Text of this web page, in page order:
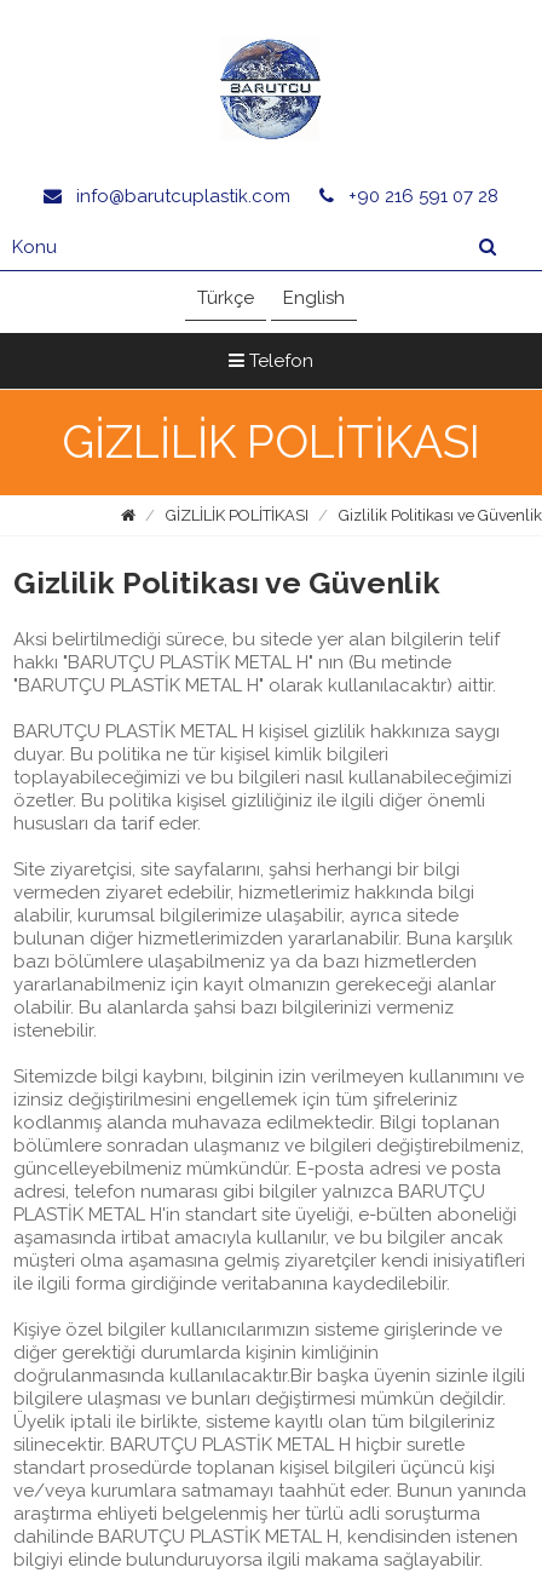
info@barutcuplastik.com +90 216 591 07 28
Türkçe English
Telefon
GİZLİLİK POLİTİKASI
GİZLİLİK POLİTİKASI Gizlilik Politikası ve Güvenlik
Gizlilik Politikası ve Güvenlik
Aksi belirtilmediği sürece, bu sitede yer alan bilgilerin telif
hakkı "BARUTÇU PLASTİK METAL H" nın (Bu metinde
"BARUTÇU PLASTİK METAL H" olarak kullanılacaktır) aittir.
BARUTÇU PLASTİK METAL H kişisel gizlilik hakkınıza saygı
duyar. Bu politika ne tür kişisel kimlik bilgileri
toplayabileceğimizi ve bu bilgileri nasıl kullanabileceğimizi
özetler. Bu politika kişisel gizliliğiniz ile ilgili diğer önemli
hususları da tarif eder.
Site ziyaretçisi, site sayfalarını, şahsi herhangi bir bilgi
vermeden ziyaret edebilir, hizmetlerimiz hakkında bilgi
alabilir, kurumsal bilgilerimize ulaşabilir, ayrıca sitede
bulunan diğer hizmetlerimizden yararlanabilir. Buna karşılık
bazı bölümlere ulaşabilmeniz ya da bazı hizmetlerden
yararlanabilmeniz için kayıt olmanızın gerekeceği alanlar
olabilir. Bu alanlarda şahsi bazı bilgilerinizi vermeniz
istenebilir.
Sitemizde bilgi kaybını, bilginin izin verilmeyen kullanımını ve
izinsiz değiştirilmesini engellemek için tüm şifreleriniz
kodlanmış alanda muhavaza edilmektedir. Bilgi toplanan
bölümlere sonradan ulaşmanız ve bilgileri değiştirebilmeniz,
güncelleyebilmeniz mümkündür. E-posta adresi ve posta
adresi, telefon numarası gibi bilgiler yalnızca BARUTÇU
PLASTİK METAL H'in standart site üyeliği, e-bülten aboneliği
aşamasında irtibat amacıyla kullanılır, ve bu bilgiler ancak
müşteri olma aşamasına gelmiş ziyaretçiler kendi inisiyatifleri
ile ilgili forma girdiğinde veritabanına kaydedilebilir.
Kişiye özel bilgiler kullanıcılarımızın sisteme girişlerinde ve
diğer gerektiği durumlarda kişinin kimliğinin
doğrulanmasında kullanılacaktır.Bir başka üyenin sizinle ilgili
bilgilere ulaşması ve bunları değiştirmesi mümkün değildir.
Üyelik iptali ile birlikte, sisteme kayıtlı olan tüm bilgileriniz
silinecektir. BARUTÇU PLASTİK METAL H hiçbir suretle
standart prosedürde toplanan kişisel bilgileri üçüncü kişi
ve/veya kurumlara satmamayı taahhüt eder. Bunun yanında
araştırma ehliyeti belgelenmiş her türlü adli soruşturma
dahilinde BARUTÇU PLASTİK METAL H, kendisinden istenen
bilgiyi elinde bulunduruyorsa ilgili makama sağlayabilir.